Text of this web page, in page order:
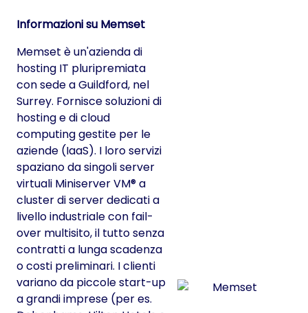
Informazioni su Memset
Memset è un'azienda di
hosting IT pluripremiata
con sede a Guildford, nel
Surrey. Fornisce soluzioni di
hosting e di cloud
computing gestite per le
aziende (IaaS). I loro servizi
spaziano da singoli server
virtuali Miniserver VM® a
cluster di server dedicati a
livello industriale con fail-
over multisito, il tutto senza
contratti a lunga scadenza
o costi preliminari. I clienti
variano da piccole start-up
a grandi imprese (per es.